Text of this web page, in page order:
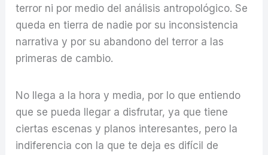
terror ni por medio del análisis antropológico. Se
queda en tierra de nadie por su inconsistencia
narrativa y por su abandono del terror a las
primeras de cambio.
No llega a la hora y media, por lo que entiendo
que se pueda llegar a disfrutar, ya que tiene
ciertas escenas y planos interesantes, pero la
indiferencia con la que te deja es difícil de